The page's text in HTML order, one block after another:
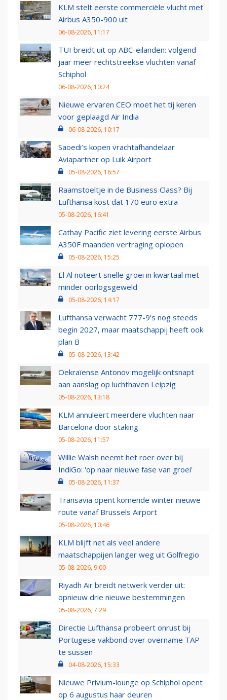
KLM stelt eerste commerciële vlucht met
Airbus A350-900 uit
06-08-2026, 11:17
TUI breidt uit op ABC-eilanden: volgend
jaar meer rechtstreekse vluchten vanaf
Schiphol
06-08-2026, 10:24
Nieuwe ervaren CEO moet het tij keren
voor geplaagd Air India
06-08-2026, 10:17
Saoedi’s kopen vrachtafhandelaar
Aviapartner op Luik Airport
05-08-2026, 16:57
Raamstoeltje in de Business Class? Bij
Lufthansa kost dat 170 euro extra
05-08-2026, 16:41
Cathay Pacific ziet levering eerste Airbus
A350F maanden vertraging oplopen
05-08-2026, 15:25
El Al noteert snelle groei in kwartaal met
minder oorlogsgeweld
05-08-2026, 14:17
Lufthansa verwacht 777-9’s nog steeds
begin 2027, maar maatschappij heeft ook
plan B
05-08-2026, 13:42
Oekraïense Antonov mogelijk ontsnapt
aan aanslag op luchthaven Leipzig
05-08-2026, 13:18
KLM annuleert meerdere vluchten naar
Barcelona door staking
05-08-2026, 11:57
Willie Walsh neemt het roer over bij
IndiGo: 'op naar nieuwe fase van groei'
05-08-2026, 11:37
Transavia opent komende winter nieuwe
route vanaf Brussels Airport
05-08-2026, 10:46
KLM blijft net als veel andere
maatschappijen langer weg uit Golfregio
05-08-2026, 9:00
Riyadh Air breidt netwerk verder uit:
opnieuw drie nieuwe bestemmingen
05-08-2026, 7:29
Directie Lufthansa probeert onrust bij
Portugese vakbond over overname TAP
te sussen
04-08-2026, 15:33
Nieuwe Privium-lounge op Schiphol opent
op 6 augustus haar deuren